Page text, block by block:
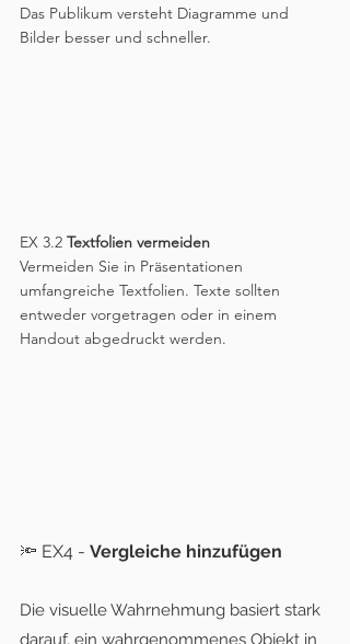
Das Publikum versteht Diagramme und
Bilder besser und schneller.
EX 3.2 Textfolien vermeiden
Vermeiden Sie in Präsentationen
umfangreiche Textfolien. Texte sollten
entweder vorgetragen oder in einem
Handout abgedruckt werden.
🔦 EX4 - Vergleiche hinzufügen
Die visuelle Wahrnehmung basiert stark
darauf, ein wahrgenommenes Objekt in